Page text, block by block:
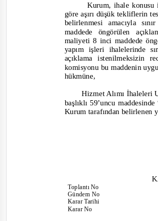
Kurum, ihale
göre aşırı düşük tekliflerin
belirlenmesi amacıyla
maddede öngörülen
maliyeti 8 inci maddede
yapım işleri ihalelerinde
açıklama istenilmeksizin
komisyonu bu maddenin
hükmüne,
Hizmet Alımı İhaleleri
başlıklı 59’uncu maddesinde
Kurum tarafından belirlenen
Toplantı No
Gündem No
Karar Tarihi
Karar No